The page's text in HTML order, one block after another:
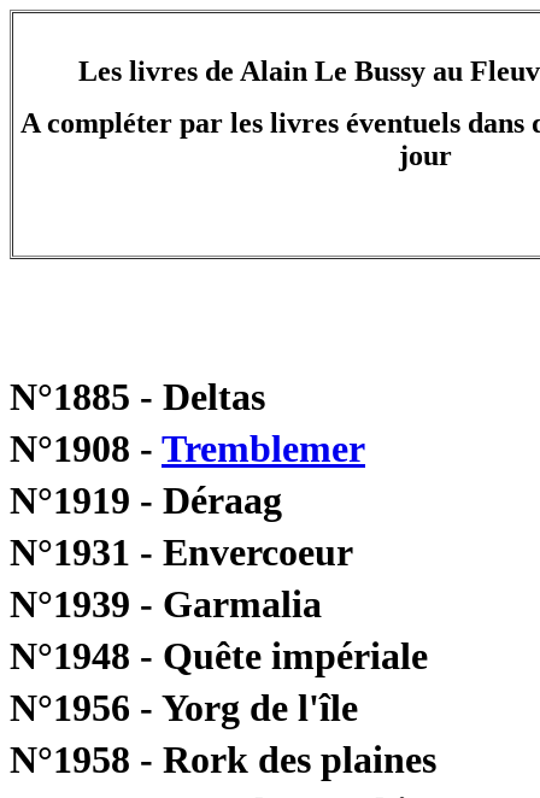
Les livres de Alain Le Bussy au
A compléter par les livres éventuels dans
jour
N°1885 - Deltas
N°1908 - Tremblemer
N°1919 - Déraag
N°1931 - Envercoeur
N°1939 - Garmalia
N°1948 - Quête impériale
N°1956 - Yorg de l'île
N°1958 - Rork des plaines